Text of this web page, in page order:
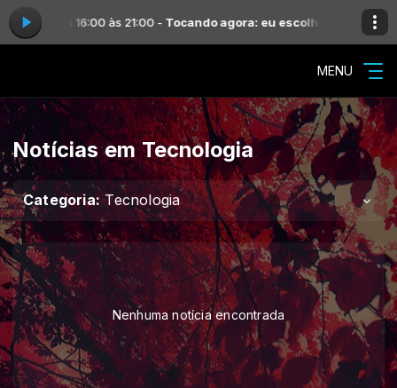
das 16:00 às 21:00 -Tocando agora: eu escolho deus - thalles
MENU
Notícias em Tecnologia
Categoria: Tecnologia
Nenhuma notícia encontrada